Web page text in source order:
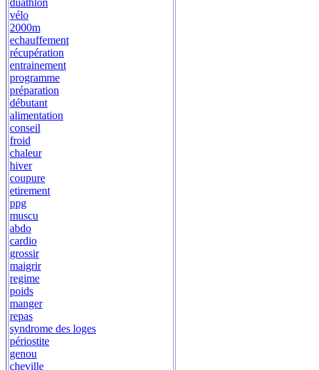
duathlon
vélo
2000m
echauffement
récupération
entrainement
programme
préparation
débutant
alimentation
conseil
froid
chaleur
hiver
coupure
etirement
ppg
muscu
abdo
cardio
grossir
maigrir
regime
poids
manger
repas
syndrome des loges
périostite
genou
cheville